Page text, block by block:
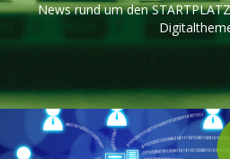
News rund um den